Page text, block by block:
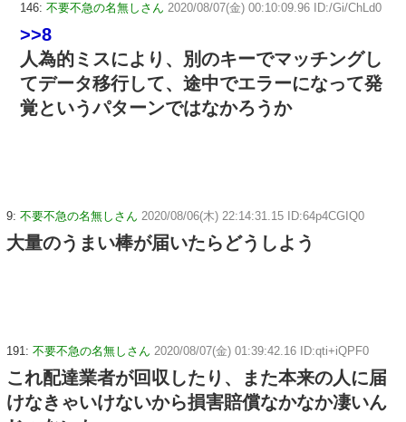
146: 不要不急の名無しさん 2020/08/07(金) 00:10:09.96 ID:/Gi/ChLd0
>>8
人為的ミスにより、別のキーでマッチングし
てデータ移行して、途中でエラーになって発
覚というパターンではなかろうか
9: 不要不急の名無しさん 2020/08/06(木) 22:14:31.15 ID:64p4CGIQ0
大量のうまい棒が届いたらどうしよう
191: 不要不急の名無しさん 2020/08/07(金) 01:39:42.16 ID:qti+iQPF0
これ配達業者が回収したり、また本来の人に届
けなきゃいけないから損害賠償なかなか凄いん